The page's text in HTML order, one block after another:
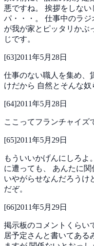
悪ですね。 挨拶をしない
パ・・・。 仕事中のラジ
が我が家とピッタリかぶ
じです。
[63]2011年5月28日
仕事のない職人を集め、
けだから 自然とそんな奴
[64]2011年5月28日
ここってフランチャイズ
[65]2011年5月29日
もういいかげんにしろよ
に遭っても、 あんたに関
いやがらせなんだろうけ
だぞ。
[66]2011年5月29日
掲示板のコメントくらい
居予定さんと書いてある